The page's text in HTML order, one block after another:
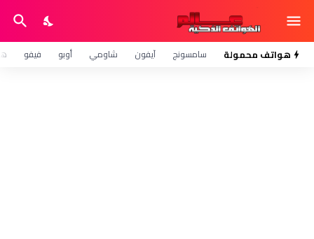
هواتف محمولة سامسونج آيفون شاومي أوبو فيفو